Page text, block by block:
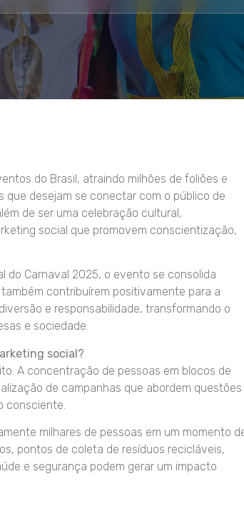
do Brasil, atraindo milhões de foliões e
desejam se conectar com o público de
de ser uma celebração cultural,
social que promovem conscientização,
do Carnaval 2025, o evento se consolida
contribuírem positivamente para a
e responsabilidade, transformando o
e sociedade.
social?
A concentração de pessoas em blocos de
de campanhas que abordem questões
consciente.
milhares de pessoas em um momento
pontos de coleta de resíduos recicláveis,
e segurança podem gerar um impacto